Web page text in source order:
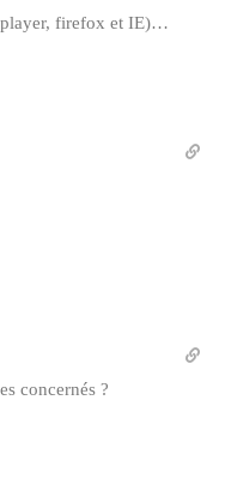
player, firefox et IE)…
concernés ?